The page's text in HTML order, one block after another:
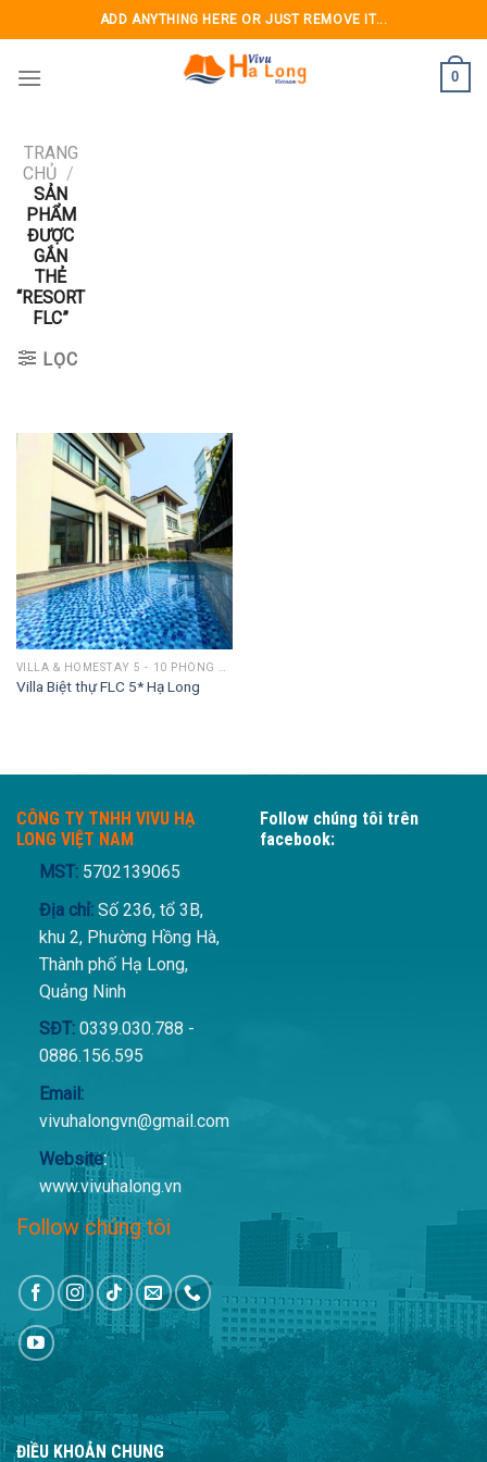
to
content
ADD ANYTHING HERE OR JUST REMOVE IT...
0
TRANG
CHỦ /
SẢN
PHẨM
ĐƯỢC
GẮN
THẺ
“RESORT
FLC”
LỌC
Villa Biệt thự FLC 5* Hạ Long
CÔNG TY TNHH VIVU HẠ
LONG VIỆT NAM
MST: 5702139065
Địa chỉ:Số 236, tổ 3B,
khu 2, Phường Hồng Hà,
Thành phố Hạ Long,
Quảng Ninh
SĐT:0339.030.788 -
0886.156.595
Email:
vivuhalongvn@gmail.com
Website:
www.vivuhalong.vn
Follow chúng tôi
Follow chúng tôi trên
facebook:
ĐIỀU KHOẢN CHUNG